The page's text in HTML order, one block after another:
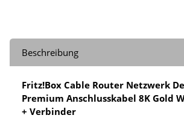
Beschreibung
Fritz!Box Cable Router Netzwerk
Premium Anschlusskabel 8K Gold
+ Verbinder